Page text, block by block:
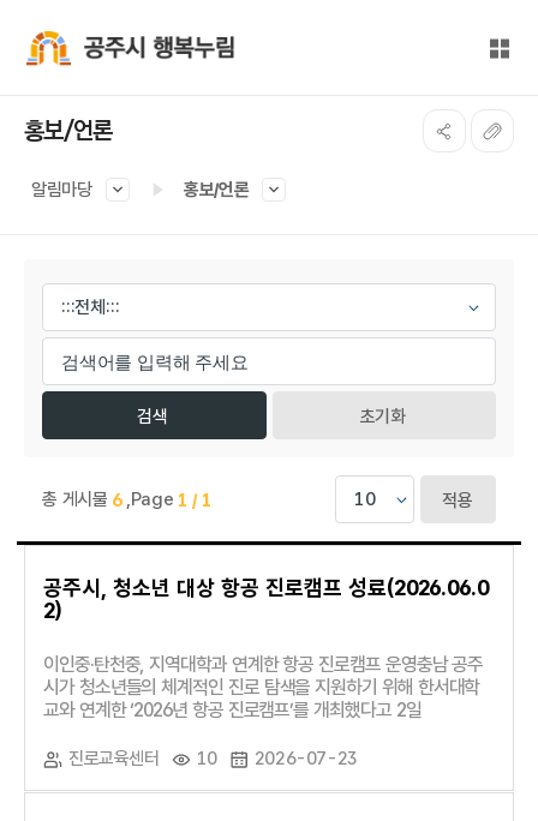
전체
홍보/언론
알림마당 홍보/언론
초기화
총 게시물 6 ,Page 1 / 1 적용
공주시, 청소년 대상 항공 진로캠프 성료(2026.06.0
2)
이인중·탄천중, 지역대학과 연계한 항공 진로캠프 운영충남 공주
시가 청소년들의 체계적인 진로 탐색을 지원하기 위해 한서대학
교와 연계한 ‘2026년 항공 진로캠프’를 개최했다고 2일
진로교육센터 10 2026-07-23